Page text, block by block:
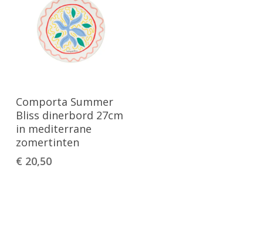
Toevoegen Aan
Winkelwagen
Comporta Summer
Bliss dinerbord 27cm
in mediterrane
zomertinten
€ 20,50